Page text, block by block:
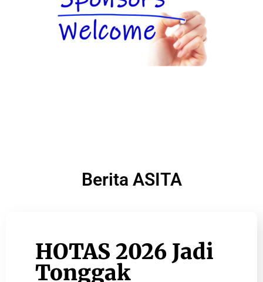
Berita ASITA
HOTAS 2026 Jadi
Tonggak